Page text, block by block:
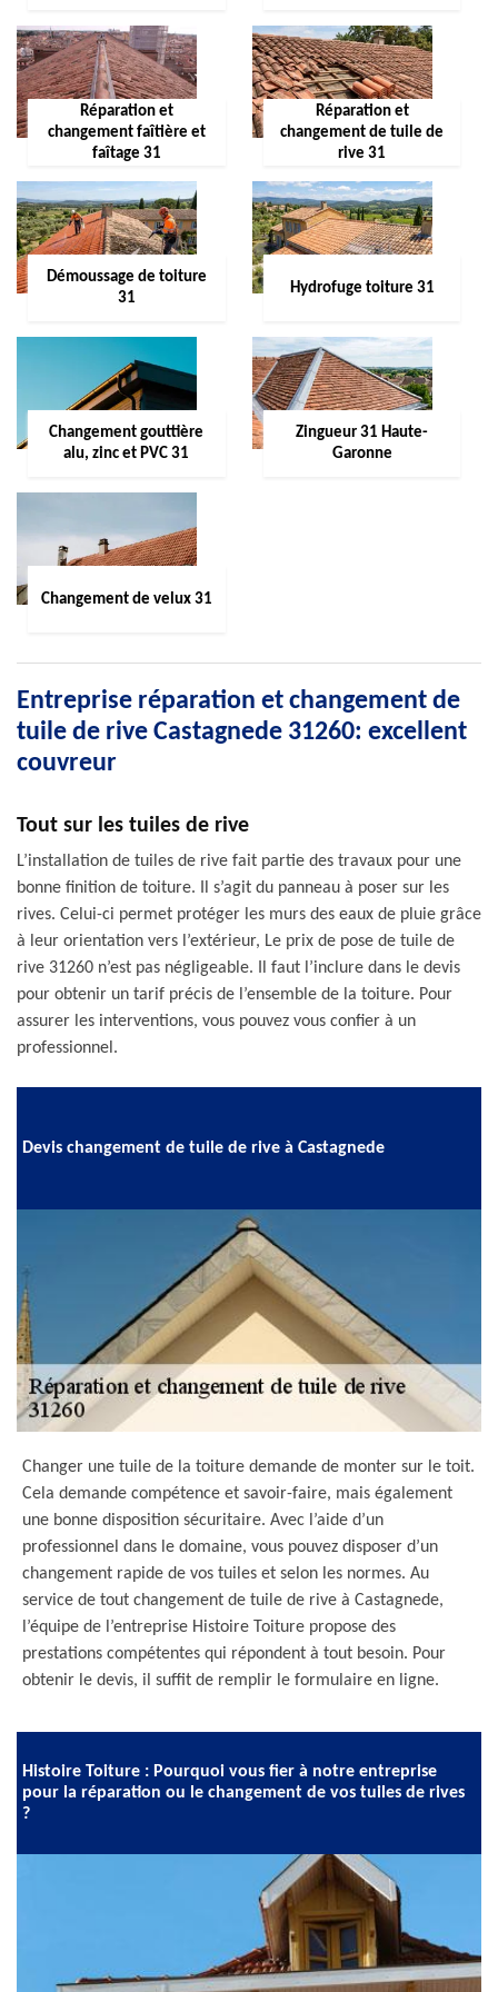
Réparation et
changement faîtière et
faîtage 31
Réparation et
changement de tuile de
rive 31
Démoussage de toiture
31
Hydrofuge toiture 31
Changement gouttière
alu, zinc et PVC 31
Zingueur 31 Haute-
Garonne
Changement de velux 31
Entreprise réparation et changement de
tuile de rive Castagnede 31260: excellent
couvreur
Tout sur les tuiles de rive
L’installation de tuiles de rive fait partie des travaux pour une
bonne finition de toiture. Il s’agit du panneau à poser sur les
rives. Celui-ci permet protéger les murs des eaux de pluie grâce
à leur orientation vers l’extérieur, Le prix de pose de tuile de
rive 31260 n’est pas négligeable. Il faut l’inclure dans le devis
pour obtenir un tarif précis de l’ensemble de la toiture. Pour
assurer les interventions, vous pouvez vous confier à un
professionnel.
Devis changement de tuile de rive à Castagnede
Changer une tuile de la toiture demande de monter sur le toit.
Cela demande compétence et savoir-faire, mais également
une bonne disposition sécuritaire. Avec l’aide d’un
professionnel dans le domaine, vous pouvez disposer d’un
changement rapide de vos tuiles et selon les normes. Au
service de tout changement de tuile de rive à Castagnede,
l’équipe de l’entreprise Histoire Toiture propose des
prestations compétentes qui répondent à tout besoin. Pour
obtenir le devis, il suffit de remplir le formulaire en ligne.
Histoire Toiture : Pourquoi vous fier à notre entreprise
pour la réparation ou le changement de vos tuiles de rives
?